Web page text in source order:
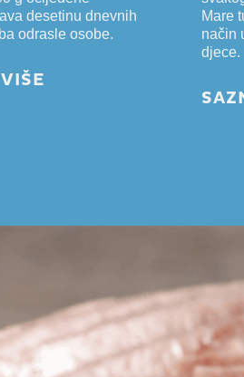
desetinu dnevnih
odrasle osobe.
Mare
način
djece.